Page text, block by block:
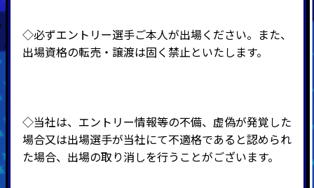
◇必ずエントリー選手ご本人が出場ください。また、
出場資格の転売・譲渡は固く禁止といたします。
◇当社は、エントリー情報等の不備、虚偽が発覚した
場合又は出場選手が当社にて不適格であると認められ
た場合、出場の取り消しを行うことがございます。